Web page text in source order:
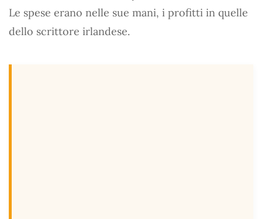
Le spese erano nelle sue mani, i profitti in quelle
dello scrittore irlandese.